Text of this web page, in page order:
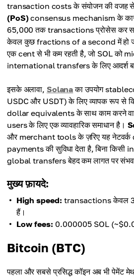
transaction costs के संयोजन की वजह
(PoS)consensus mechanism के
65,000 तक transactions प्रोसेस कर
केवल कुछ fractions of a second में हो
एक cent से भी कम रहती है, जो SOL को
international transfers के लिए आदर्श
इसके अलावा, Solanaका उपयोग
USDC और USDT) के लिए व्यापक रूप से
dollar equivalents के साथ काम करने
users के लिए एक व्यावहारिक समाधान है।
और merchant tools के ज़रिए यह
payments की सुविधा देता है, बिना
global transfers बेहद कम लागत पर संभव
मुख्य फ़ायदे:
High speed: transactions केवल
हैं।
Low fees: 0.000005 SOL
Bitcoin (BTC)
पहला और सबसे प्रसिद्ध कॉइन अब भी पेमेंट